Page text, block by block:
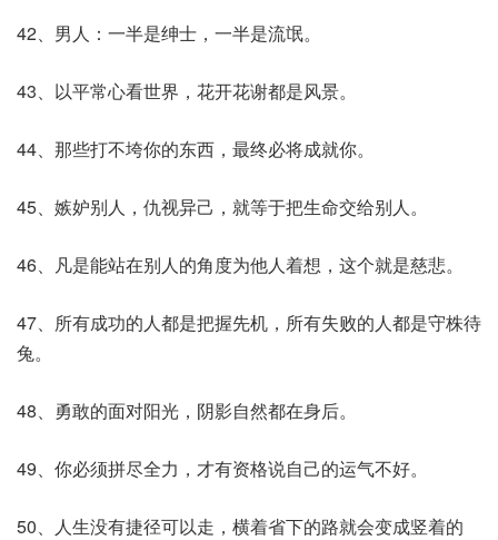
42、男人：一半是绅士，一半是流氓。
43、以平常心看世界，花开花谢都是风景。
44、那些打不垮你的东西，最终必将成就你。
45、嫉妒别人，仇视异己，就等于把生命交给别人。
46、凡是能站在别人的角度为他人着想，这个就是慈悲。
47、所有成功的人都是把握先机，所有失败的人都是守株待
兔。
48、勇敢的面对阳光，阴影自然都在身后。
49、你必须拼尽全力，才有资格说自己的运气不好。
50、人生没有捷径可以走，横着省下的路就会变成竖着的